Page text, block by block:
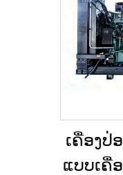
ເຄື່ອງປ່
ແບບເຄື່